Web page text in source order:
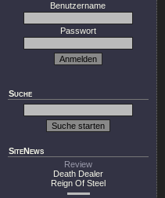
Benutzername
Passwort
Suche
SiteNews
Review
Death Dealer
Reign Of Steel